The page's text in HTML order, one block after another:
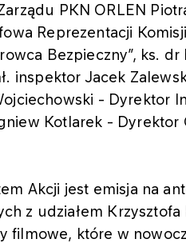
PKN ORLEN
Reprezentacji
Bezpieczny”, ks.
inspektor Jacek
- Dyrektor
Kotlarek - Dyrektor
Akcji jest emisja na
z udziałem Krzysztofa
filmowe, które w